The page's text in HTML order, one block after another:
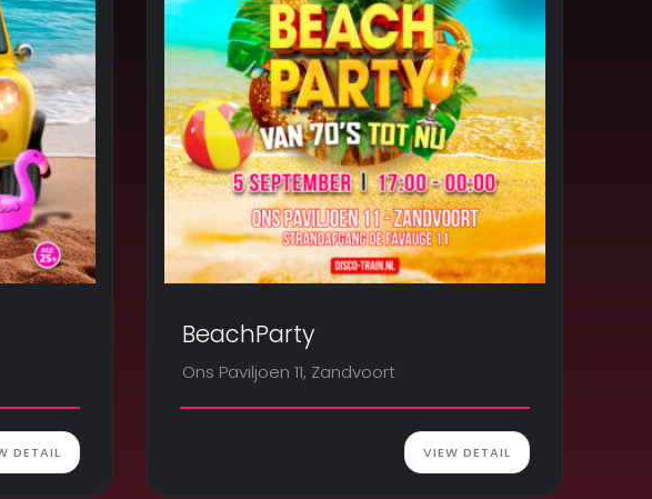
DETAIL
BeachParty
Ons Paviljoen 11, Zandvoort
VIEW DETAIL